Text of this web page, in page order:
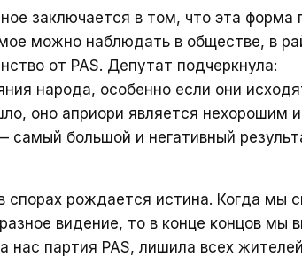
заключается в том, что эта форма
можно наблюдать в обществе, в
от PAS. Депутат подчеркнула:
народа, особенно если они
оно априори является нехорошим
большой и негативный
спорах рождается истина. Когда мы
видение, то в конце концов мы
нас партия PAS, лишила всех